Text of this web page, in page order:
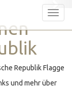
und mehr über